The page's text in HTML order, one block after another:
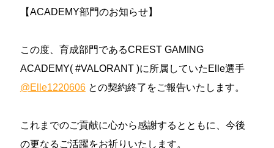
/ CREST GAMINGについて
SCHOOL / eスポーツ専門校
ESPORTS?
YouTube / ユーチューブ
【ACADEMY部門のお知らせ】
この度、育成部門であるCREST GAMING
ACADEMY( #VALORANT )に所属していたElle選手
@Elle1220606との契約終了をご報告いたします。
これまでのご貢献に心から感謝するとともに、今後
の更なるご活躍をお祈りいたします。